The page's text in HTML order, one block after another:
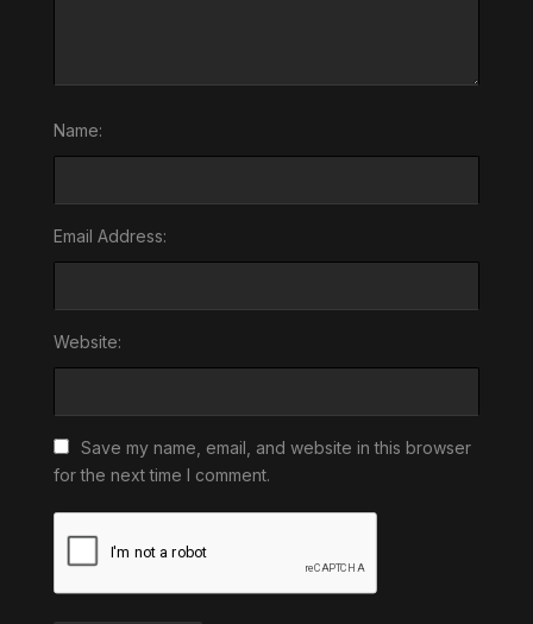
Name:
Email Address:
Website:
Save my name, email, and website in this browser
for the next time I comment.